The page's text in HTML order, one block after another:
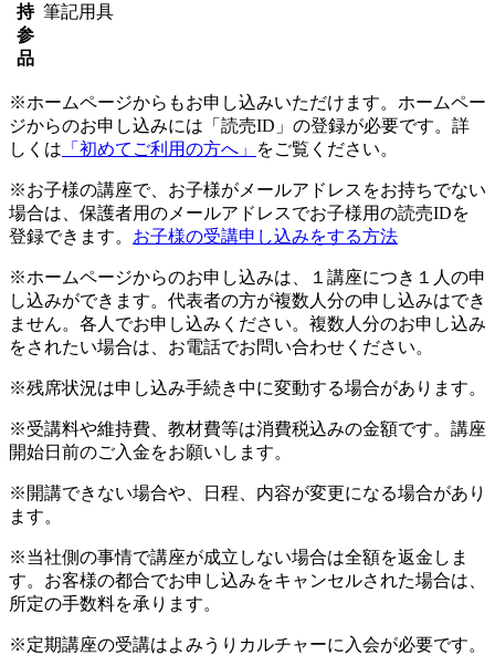
持
参
品
筆記用具
※ホームページからもお申し込みいただけます。ホームペー
ジからのお申し込みには「読売ID」の登録が必要です。詳
しくは 「初めてご利用の方へ」 をご覧ください。
※お子様の講座で、お子様がメールアドレスをお持ちでない
場合は、保護者用のメールアドレスでお子様用の読売IDを
登録できます。 お子様の受講申し込みをする方法
※ホームページからのお申し込みは、１講座につき１人の申
し込みができます。代表者の方が複数人分の申し込みはでき
ません。各人でお申し込みください。複数人分のお申し込み
をされたい場合は、お電話でお問い合わせください。
※残席状況は申し込み手続き中に変動する場合があります。
※受講料や維持費、教材費等は消費税込みの金額です。講座
開始日前のご入金をお願いします。
※開講できない場合や、日程、内容が変更になる場合があり
ます。
※当社側の事情で講座が成立しない場合は全額を返金しま
す。お客様の都合でお申し込みをキャンセルされた場合は、
所定の手数料を承ります。
※定期講座の受講はよみうりカルチャーに入会が必要です。